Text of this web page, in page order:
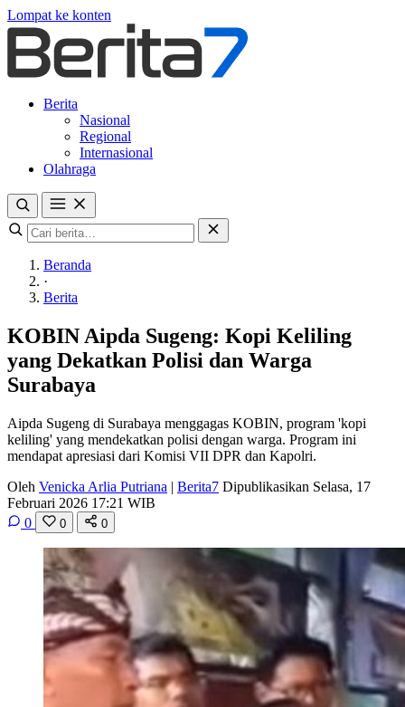
Lompat ke konten
Berita
Nasional
Regional
Internasional
Olahraga
Beranda
·
Berita
KOBIN Aipda Sugeng: Kopi Keliling
yang Dekatkan Polisi dan Warga
Surabaya
Aipda Sugeng di Surabaya menggagas KOBIN, program 'kopi
keliling' yang mendekatkan polisi dengan warga. Program ini
mendapat apresiasi dari Komisi VII DPR dan Kapolri.
Oleh Venicka Arlia Putriana | Berita7 Dipublikasikan Selasa, 17
Februari 2026 17:21 WIB
0
0 0